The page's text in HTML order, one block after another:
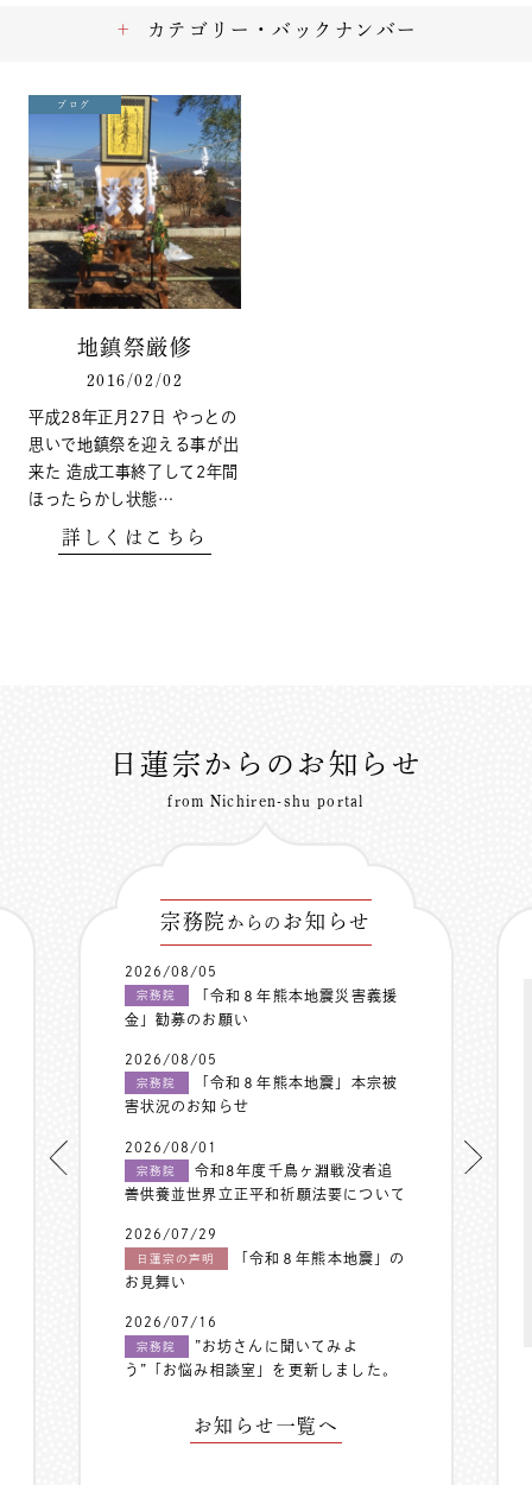
ブログ
地鎮祭厳修
2016/02/02
平成28年正月27日 やっとの
思いで地鎮祭を迎える事が出
来た 造成工事終了して2年間
ほったらかし状態…
詳しくはこちら
カテゴリー・バックナンバー
日蓮宗からのお知らせ
from Nichiren-shu portal
宗務院 からの お知らせ
2026/08/05
宗務院
「令和８年熊本地震災害義援
金」勧募のお願い
2026/08/05
宗務院
「令和８年熊本地震」本宗被
害状況のお知らせ
2026/08/01
宗務院
令和8年度千鳥ヶ淵戦没者追
善供養並世界立正平和祈願法要について
2026/07/29
日蓮宗の声明
「令和８年熊本地震」の
お見舞い
2026/07/16
宗務院
”お坊さんに聞いてみよ
う”「お悩み相談室」を更新しました。
お知らせ一覧へ